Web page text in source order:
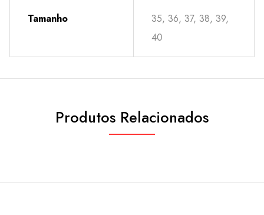
Tamanho
35, 36, 37, 38, 39,
40
Produtos Relacionados